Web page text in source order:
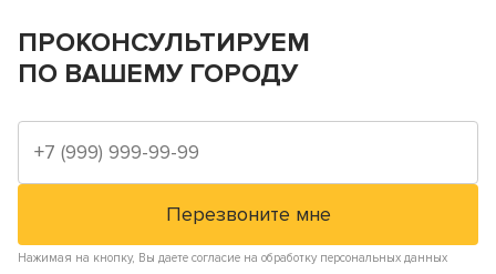
ПРОКОНСУЛЬТИРУЕМ
ПО ВАШЕМУ ГОРОДУ
Нажимая на кнопку, Вы даете согласие на обработку персональных данных